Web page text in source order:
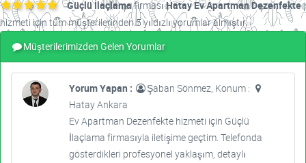
Güçlü İlaçlamafirmasıHatay Ev Apartman Dezenfekte
hizmeti için tüm müşterilerinden 5 yıldızlı yorumlar almıştır.
Müşterilerimizden Gelen Yorumlar
Yorum Yapan :
Şaban Sönmez, Konum :
Hatay Ankara
Ev Apartman Dezenfekte hizmeti için Güçlü
İlaçlama firmasıyla iletişime geçtim. Telefonda
gösterdikleri profesyonel yaklaşım, detaylı